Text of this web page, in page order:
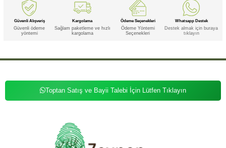
Güvenli Alışveriş
Güvenli ödeme
yöntemi
Kargolama
Sağlam paketleme ve hızlı
kargolama
Ödeme Seçenekleri
Ödeme Yöntemi
Seçenekleri
Whatsapp Destek
Destek almak için buraya
tıklayın
Toptan Satış ve Bayii Talebi İçin Lütfen Tıklayın